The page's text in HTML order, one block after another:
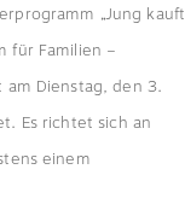
„Jung kauft
für Familien –
am Dienstag, den 3.
Es richtet sich an
einem
die eine